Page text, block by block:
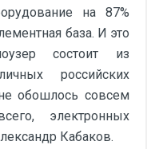
на 87%
база. И это
состоит из
российских
обошлось совсем
электронных
Кабаков.